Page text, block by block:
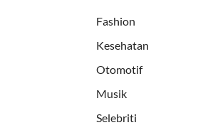
Fashion
Kesehatan
Otomotif
Musik
Selebriti